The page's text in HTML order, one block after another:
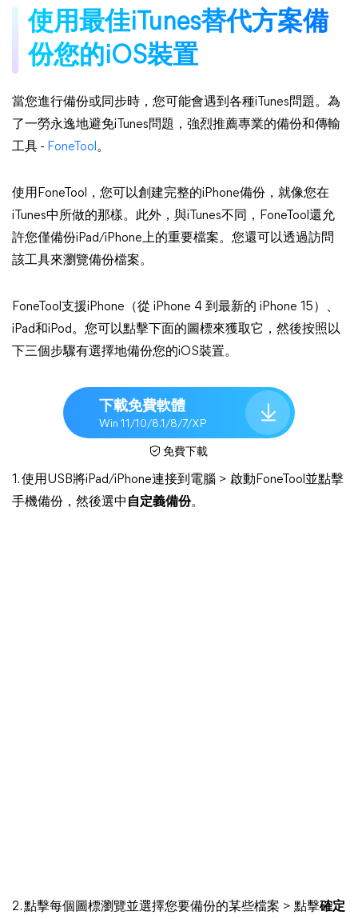
使用最佳iTunes替代方案備
份您的iOS裝置
當您進行備份或同步時，您可能會遇到各種iTunes問題。為
了一勞永逸地避免iTunes問題，強烈推薦專業的備份和傳輸
工具 - FoneTool 。
使用FoneTool，您可以創建完整的iPhone備份，就像您在
iTunes中所做的那樣。此外，與iTunes不同，FoneTool還允
許您僅備份iPad/iPhone上的重要檔案。您還可以透過訪問
該工具來瀏覽備份檔案。
FoneTool支援iPhone（從 iPhone 4 到最新的 iPhone 15）、
iPad和iPod。您可以點擊下面的圖標來獲取它，然後按照以
下三個步驟有選擇地備份您的iOS裝置。
下載免費軟體
Win 11/10/8.1/8/7/XP
免費下載
1. 使用USB將iPad/iPhone連接到電腦 > 啟動FoneTool並點擊
手機備份，然後選中 自定義備份。
2. 點擊每個圖標瀏覽並選擇您要備份的某些檔案 > 點擊確定